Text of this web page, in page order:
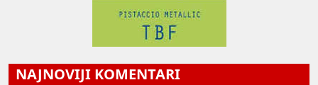
NAJNOVIJI KOMENTARI